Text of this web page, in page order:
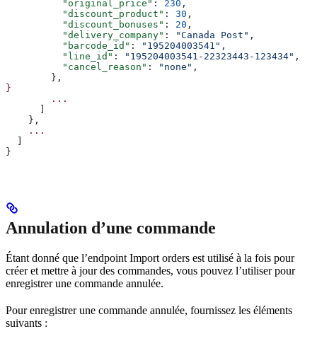
          "original_price"
: 230 ,
          "discount_product"
: 30 ,
          "discount_bonuses"
: 20 ,
          "delivery_company"
: "Canada Post" ,
          "barcode_id"
: "195204003541" ,
          "line_id"
: "195204003541-22323443-123434" ,
          "cancel_reason"
: "none" ,
        },
}
        ...
    },
    ...
}
Annulation d’une commande
Étant donné que l’endpoint Import orders est utilisé à la fois pour
créer et mettre à jour des commandes, vous pouvez l’utiliser pour
enregistrer une commande annulée.
Pour enregistrer une commande annulée, fournissez les éléments
suivants :